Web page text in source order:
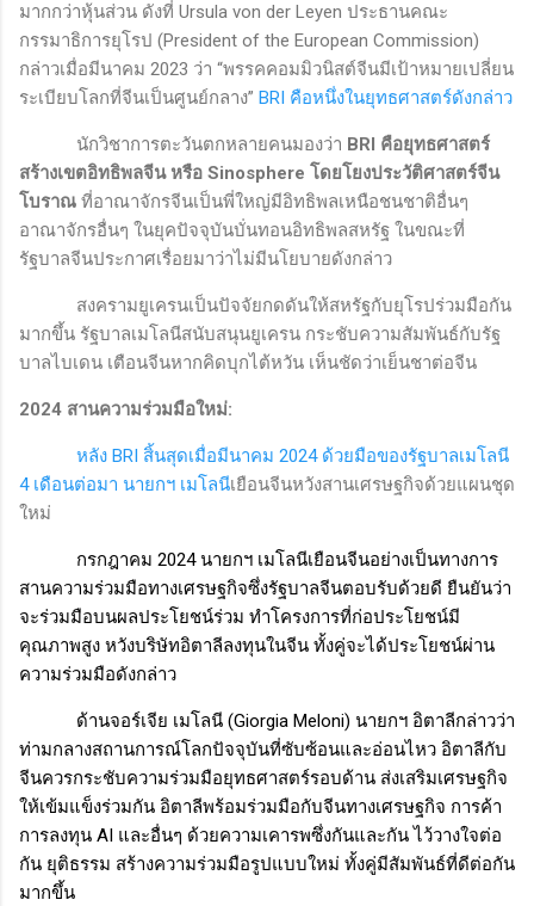
มากกว่าหุ้นส่วน ดังที่ Ursula von der Leyen ประธานคณะ
กรรมาธิการยุโรป (President of the European Commission)
กล่าวเมื่อมีนาคม 2023 ว่า “พรรคคอมมิวนิสต์จีนมีเป้าหมายเปลี่ยน
ระเบียบโลกที่จีนเป็นศูนย์กลาง” BRI คือหนึ่งในยุทธศาสตร์ดังกล่าว
นักวิชาการตะวันตกหลายคนมองว่า BRI คือยุทธศาสตร์
สร้างเขตอิทธิพลจีน หรือ Sinosphere โดยโยงประวัติศาสตร์จีน
โบราณ ที่อาณาจักรจีนเป็นพี่ใหญ่มีอิทธิพลเหนือชนชาติอื่นๆ
อาณาจักรอื่นๆ ในยุคปัจจุบันบั่นทอนอิทธิพลสหรัฐ ในขณะที่
รัฐบาลจีนประกาศเรื่อยมาว่าไม่มีนโยบายดังกล่าว
สงครามยูเครนเป็นปัจจัยกดดันให้สหรัฐกับยุโรปร่วมมือกัน
มากขึ้น รัฐบาลเมโลนีสนับสนุนยูเครน กระชับความสัมพันธ์กับรัฐ
บาลไบเดน เตือนจีนหากคิดบุกไต้หวัน เห็นชัดว่าเย็นชาต่อจีน
2024 สานความร่วมมือใหม่:
หลัง BRI สิ้นสุดเมื่อมีนาคม 2024 ด้วยมือของรัฐบาลเมโลนี
4 เดือนต่อมา นายกฯ เมโลนีเยือนจีนหวังสานเศรษฐกิจด้วยแผนชุด
ใหม่
กรกฎาคม 2024นายกฯ เมโลนีเยือนจีนอย่างเป็นทางการ
สานความร่วมมือทางเศรษฐกิจซึ่งรัฐบาลจีนตอบรับด้วยดี ยืนยันว่า
จะร่วมมือบนผลประโยชน์ร่วม ทำโครงการที่ก่อประโยชน์มี
คุณภาพสูง หวังบริษัทอิตาลีลงทุนในจีน ทั้งคู่จะได้ประโยชน์ผ่าน
ความร่วมมือดังกล่าว
ด้านจอร์เจีย เมโลนี (Giorgia Meloni) นายกฯ อิตาลีกล่าวว่า
ท่ามกลางสถานการณ์โลกปัจจุบันที่ซับซ้อนและอ่อนไหว อิตาลีกับ
จีนควรกระชับความร่วมมือยุทธศาสตร์รอบด้าน ส่งเสริมเศรษฐกิจ
ให้เข้มแข็งร่วมกัน อิตาลีพร้อมร่วมมือกับจีนทางเศรษฐกิจ การค้า
การลงทุน AI และอื่นๆ ด้วยความเคารพซึ่งกันและกัน ไว้วางใจต่อ
กัน ยุติธรรม สร้างความร่วมมือรูปแบบใหม่ ทั้งคู่มีสัมพันธ์ที่ดีต่อกัน
มากขึ้น